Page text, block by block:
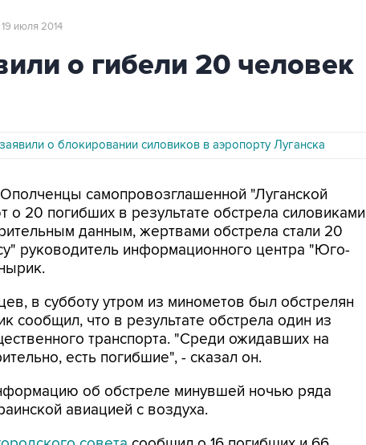
19 июля 2014
о гибели 20 человек
о блокировании силовиков в аэропорту Луганска
самопровозглашенной "Луганской
20 погибших в результате обстрела силовиками
данным, жертвами обстрела стали 20
руководитель информационного центра "Юго-
в субботу утром из минометов был обстрелян
сообщил, что в результате обстрела один из
транспорта. "Среди ожидавших на
есть погибшие", - сказал он.
об обстреле минувшей ночью ряда
авиацией с воздуха.